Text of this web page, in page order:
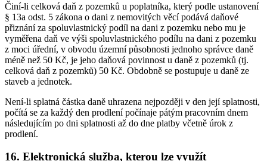
Činí-li celková daň z pozemků u poplatníka, který podle ustanovení
§ 13a odst. 5 zákona o dani z nemovitých věcí podává daňové
přiznání za spoluvlastnický podíl na dani z pozemku nebo mu je
vyměřena daň ve výši spoluvlastnického podílu na dani z pozemku
z moci úřední, v obvodu územní působnosti jednoho správce daně
méně než 50 Kč, je jeho daňová povinnost u daně z pozemků (tj.
celková daň z pozemků) 50 Kč. Obdobně se postupuje u daně ze
staveb a jednotek.
Není-li splatná částka daně uhrazena nejpozději v den její splatnosti,
počítá se za každý den prodlení počínaje pátým pracovním dnem
následujícím po dni splatnosti až do dne platby včetně úrok z
prodlení.
16. Elektronická služba, kterou lze využít